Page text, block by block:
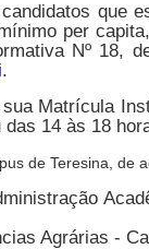
que
per
Nº 18,
.
Matrícula
14 às 18
de Teresina, de
Agrárias -